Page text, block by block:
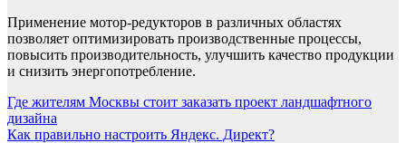
Применение мотор-редукторов в различных областях
позволяет оптимизировать производственные процессы,
повысить производительность, улучшить качество продукции
и снизить энергопотребление.
Навигация
по
Где жителям Москвы стоит заказать проект ландшафтного
дизайна
Как правильно настроить Яндекс. Директ?